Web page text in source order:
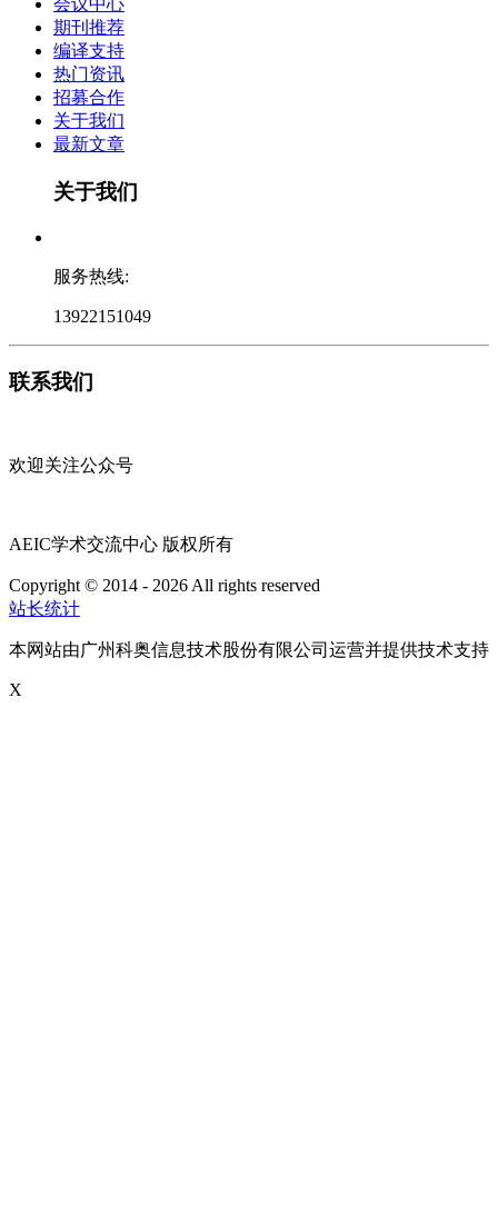
会议中心
期刊推荐
编译支持
热门资讯
招募合作
关于我们
最新文章
关于我们
服务热线:
13922151049
联系我们
欢迎关注公众号
AEIC学术交流中心 版权所有
Copyright © 2014 - 2026 All rights reserved
站长统计
本网站由广州科奥信息技术股份有限公司运营并提供技术支持
X